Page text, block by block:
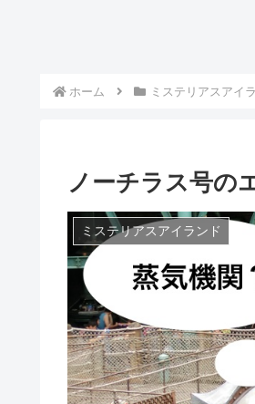
ホーム ミステリアスアイ
ノーチラス号の
ミステリアスアイランド